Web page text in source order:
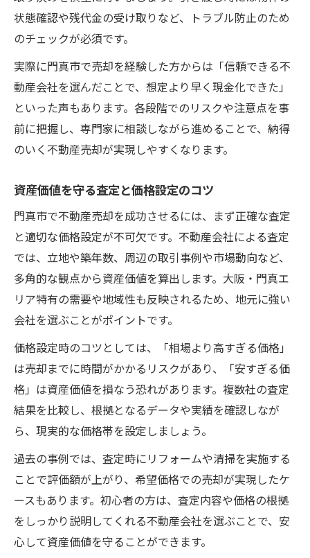
状態確認や残代金の受け取りなど、トラブル防止のため
のチェックが必須です。
実際に門真市で売却を経験した方からは「信頼できる不
動産会社を選んだことで、想定より早く現金化できた」
といった声もあります。各段階でのリスクや注意点を事
前に把握し、専門家に相談しながら進めることで、納得
のいく不動産売却が実現しやすくなります。
資産価値を守る査定と価格設定のコツ
門真市で不動産売却を成功させるには、まず正確な査定
と適切な価格設定が不可欠です。不動産会社による査定
では、立地や築年数、周辺の取引事例や市場動向など、
多角的な観点から資産価値を算出します。大阪・門真エ
リア特有の需要や地域性も反映されるため、地元に強い
会社を選ぶことがポイントです。
価格設定時のコツとしては、「相場より高すぎる価格」
は売却までに時間がかかるリスクがあり、「安すぎる価
格」は資産価値を損なう恐れがあります。複数社の査定
結果を比較し、根拠となるデータや実績を確認しなが
ら、現実的な価格帯を設定しましょう。
過去の事例では、査定時にリフォームや清掃を実施する
ことで評価額が上がり、希望価格での売却が実現したケ
ースもあります。初心者の方は、査定内容や価格の根拠
をしっかり説明してくれる不動産会社を選ぶことで、安
心して資産価値を守ることができます。